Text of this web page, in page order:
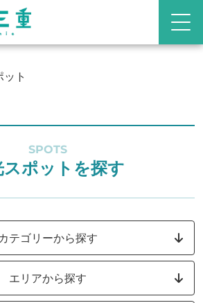
ト
SPOTS
スポットを探す
カテゴリーから探す
エリアから探す